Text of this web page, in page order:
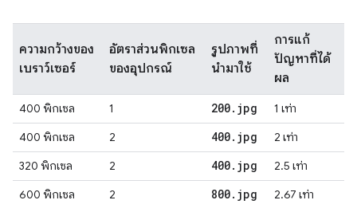
ความกว้างของ
เบราว์เซอร์
อัตราส่วนพิกเซล
ของอุปกรณ์
รูปภาพที่
นำมาใช้
การแก้
ปัญหาที่ได้
ผล
400 พิกเซล 1 200. jpg
1 เท่า
400 พิกเซล
2 400. jpg
2 เท่า
320 พิกเซล
2 400. jpg
2.5 เท่า
600 พิกเซล
2 800. jpg
2.67 เท่า